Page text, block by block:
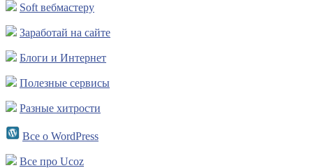
Soft вебмастеру
Заработай на сайте
Блоги и Интернет
Полезные сервисы
Разные хитрости
Все о WordPress
Все про Ucoz